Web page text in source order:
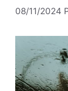
08/11/2024